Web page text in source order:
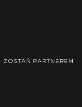
ZOSTAŃ PARTNEREM